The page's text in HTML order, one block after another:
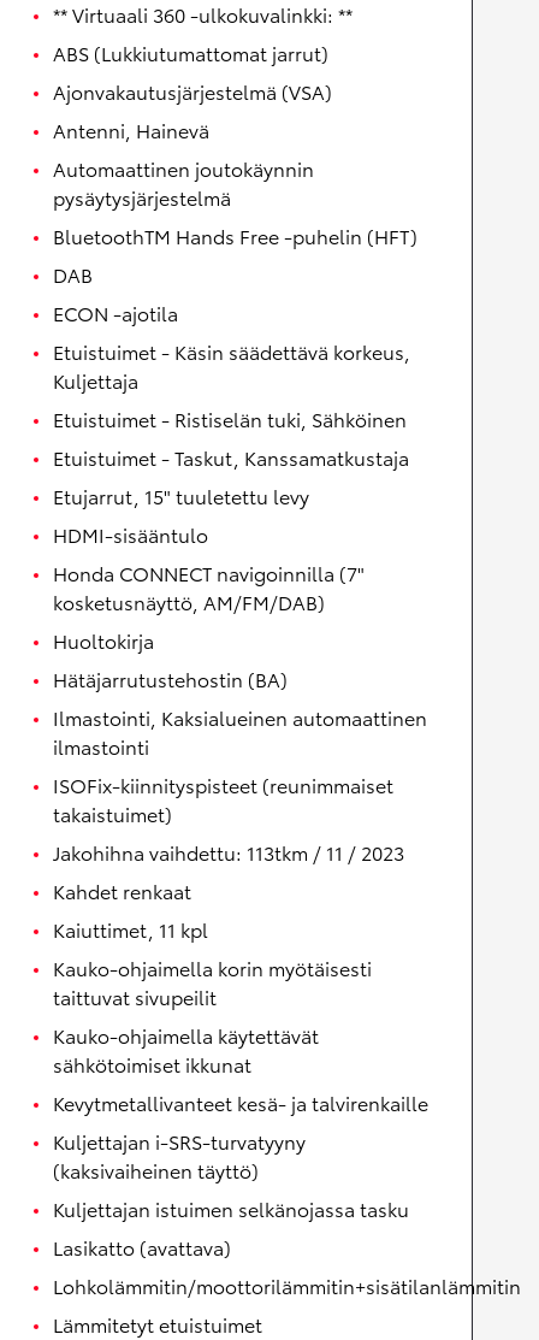
** Virtuaali 360 -ulkokuvalinkki: **
ABS (Lukkiutumattomat jarrut)
Ajonvakautusjärjestelmä (VSA)
Antenni, Hainevä
Automaattinen joutokäynnin
pysäytysjärjestelmä
BluetoothTM Hands Free -puhelin (HFT)
DAB
ECON -ajotila
Etuistuimet - Käsin säädettävä korkeus,
Kuljettaja
Etuistuimet - Ristiselän tuki, Sähköinen
Etuistuimet - Taskut, Kanssamatkustaja
Etujarrut, 15" tuuletettu levy
HDMI-sisääntulo
Honda CONNECT navigoinnilla (7"
kosketusnäyttö, AM/FM/DAB)
Huoltokirja
Hätäjarrutustehostin (BA)
Ilmastointi, Kaksialueinen automaattinen
ilmastointi
ISOFix-kiinnityspisteet (reunimmaiset
takaistuimet)
Jakohihna vaihdettu: 113tkm / 11 / 2023
Kahdet renkaat
Kaiuttimet, 11 kpl
Kauko-ohjaimella korin myötäisesti
taittuvat sivupeilit
Kauko-ohjaimella käytettävät
sähkötoimiset ikkunat
Kevytmetallivanteet kesä- ja talvirenkaille
Kuljettajan i-SRS-turvatyyny
(kaksivaiheinen täyttö)
Kuljettajan istuimen selkänojassa tasku
Lasikatto (avattava)
Lohkolämmitin/moottorilämmitin+sisätilanlämmitin
Lämmitetyt etuistuimet